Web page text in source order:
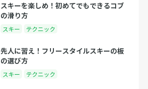
スキーを楽しめ！初めてでもできるコブ
の滑り方
スキー テクニック
先人に習え！フリースタイルスキーの板
の選び方
スキー テクニック